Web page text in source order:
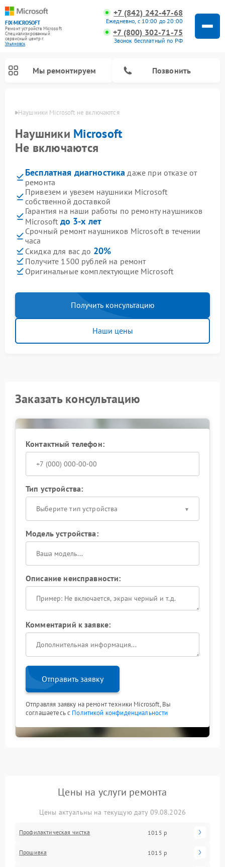
FIX-MICROSOFT
Ремонт устройств Microsoft
Специализированный
cервисный центр г.
Ульяновск
+7 (842) 242-47-68
Ежедневно, с 10:00 до 20:00
+7 (800) 302-71-75
Звонок бесплатный по РФ
Мы ремонтируем Позвонить
Наушники Microsoft не включаются
Наушники Microsoft
Не включаются
Бесплатная диагностика даже при отказе от
ремонта
Привезем и увезем наушники Microsoft
собственной доставкой
Гарантия на наши работы по ремонту наушников
Microsoft до 3-х лет
Срочный ремонт наушников Microsoft в течении
часа
Скидка для вас до 20%
Получите 1500 рублей на ремонт
Оригинальные комплектующие Microsoft
Получить консультацию
Наши цены
Заказать консультацию
Контактный телефон:
Тип устройства:
Выберите тип устройства
Модель устройства:
Описание неисправности:
Комментарий к заявке:
Отправить заявку
Отправляя заявку на ремонт техники Microsoft, Вы
соглашаетесь с Политикой конфиденциальности
Цены на услуги ремонта
Цены актуальны на текущую дату 09.08.2026
Профилактическая чистка 1015 р
Прошивка 1015 р